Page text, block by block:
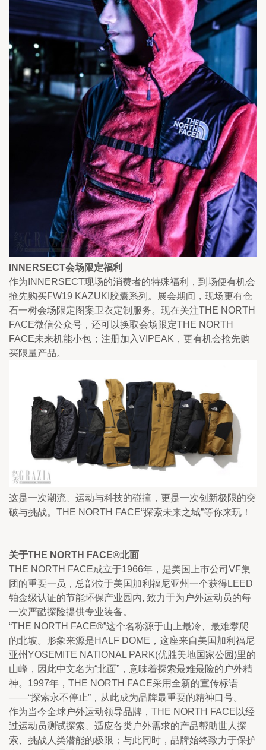
INNERSECT会场限定福利
作为INNERSECT现场的消费者的特殊福利，到场便有机会
抢先购买FW19 KAZUKI胶囊系列。展会期间，现场更有仓
石一树会场限定图案卫衣定制服务。现在关注THE NORTH
FACE微信公众号，还可以换取会场限定THE NORTH
FACE未来机能小包；注册加入VIPEAK，更有机会抢先购
买限量产品。
这是一次潮流、运动与科技的碰撞，更是一次创新极限的突
破与挑战。THE NORTH FACE“探索未来之城”等你来玩！
关于THE NORTH FACE®北面
THE NORTH FACE成立于1966年，是美国上市公司VF集
团的重要一员，总部位于美国加利福尼亚州一个获得LEED
铂金级认证的节能环保产业园内, 致力于为户外运动员的每
一次严酷探险提供专业装备。
“THE NORTH FACE®”这个名称源于山上最冷、最难攀爬
的北坡。形象来源是HALF DOME，这座来自美国加利福尼
亚州YOSEMITE NATIONAL PARK(优胜美地国家公园)里的
山峰，因此中文名为“北面”，意味着探索最难最险的户外精
神。1997年，THE NORTH FACE采用全新的宣传标语
——“探索永不停止”，从此成为品牌最重要的精神口号。
作为当今全球户外运动领导品牌，THE NORTH FACE以经
过运动员测试探索、适应各类户外需求的产品帮助世人探
索、挑战人类潜能的极限；与此同时，品牌始终致力于保护